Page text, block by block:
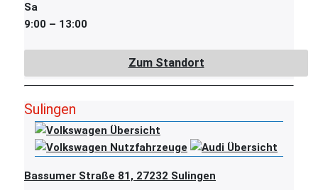
Sa
9:00 – 13:00
Zum Standort
Sulingen
Bassumer Straße 81, 27232 Sulingen